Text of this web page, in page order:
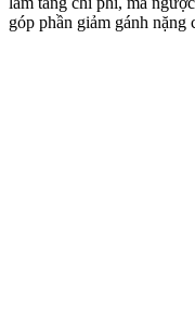
góp phần giảm gánh nặng